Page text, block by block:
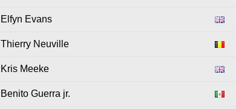
Elfyn Evans
Thierry Neuville
Kris Meeke
Benito Guerra jr.